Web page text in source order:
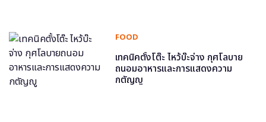
FOOD
เทคนิคตั้งโต๊ะ ไหว้บ๊ะจ่าง กุศโลบาย
ถนอมอาหารและการแสดงความ
กตัญญู